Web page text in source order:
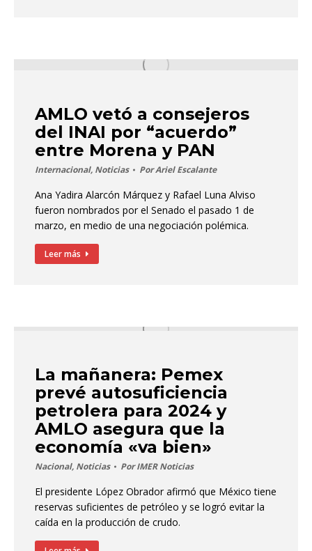
AMLO vetó a consejeros
del INAI por “acuerdo”
entre Morena y PAN
Internacional, Noticias PorAriel Escalante
Ana Yadira Alarcón Márquez y Rafael Luna Alviso
fueron nombrados por el Senado el pasado 1 de
marzo, en medio de una negociación polémica.
Leer más
La mañanera: Pemex
prevé autosuficiencia
petrolera para 2024 y
AMLO asegura que la
economía «va bien»
Nacional, Noticias PorIMER Noticias
El presidente López Obrador afirmó que México tiene
reservas suficientes de petróleo y se logró evitar la
caída en la producción de crudo.